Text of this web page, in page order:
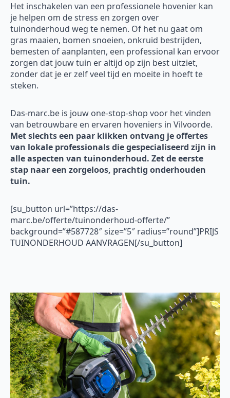
Het inschakelen van een professionele hovenier kan
je helpen om de stress en zorgen over
tuinonderhoud weg te nemen. Of het nu gaat om
gras maaien, bomen snoeien, onkruid bestrijden,
bemesten of aanplanten, een professional kan ervoor
zorgen dat jouw tuin er altijd op zijn best uitziet,
zonder dat je er zelf veel tijd en moeite in hoeft te
steken.
Das-marc.be is jouw one-stop-shop voor het vinden
van betrouwbare en ervaren hoveniers in Vilvoorde.
Met slechts een paar klikken ontvang je offertes
van lokale professionals die gespecialiseerd zijn in
alle aspecten van tuinonderhoud. Zet de eerste
stap naar een zorgeloos, prachtig onderhouden
tuin.
[su_button url=”https://das-
marc.be/offerte/tuinonderhoud-offerte/”
background=”#587728″ size=”5″ radius=”round”]PRIJS
TUINONDERHOUD AANVRAGEN[/su_button]